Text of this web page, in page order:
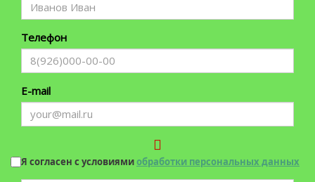
Телефон
E-mail
Я согласен с условиямиобработки персональных данных